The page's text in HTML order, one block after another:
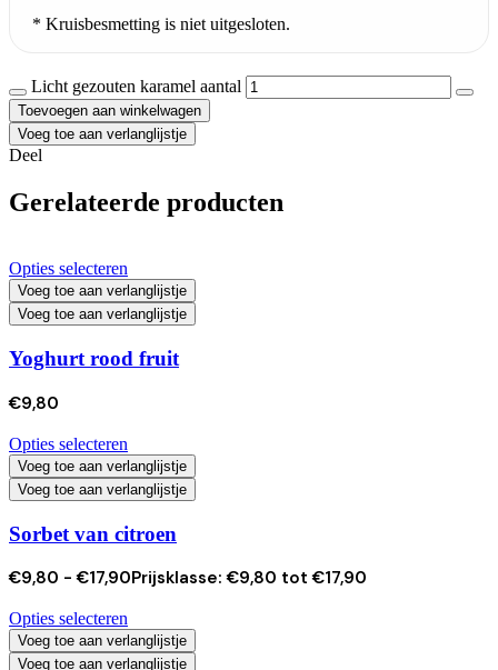
* Kruisbesmetting is niet uitgesloten.
Licht gezouten karamel aantal
Toevoegen aan winkelwagen
Voeg toe aan verlanglijstje
Deel
Gerelateerde producten
Opties selecteren
Voeg toe aan verlanglijstje
Voeg toe aan verlanglijstje
Yoghurt rood fruit
€9,80
Opties selecteren
Voeg toe aan verlanglijstje
Voeg toe aan verlanglijstje
Sorbet van citroen
€9,80 - €17,90Prijsklasse: €9,80 tot €17,90
Opties selecteren
Voeg toe aan verlanglijstje
Voeg toe aan verlanglijstje